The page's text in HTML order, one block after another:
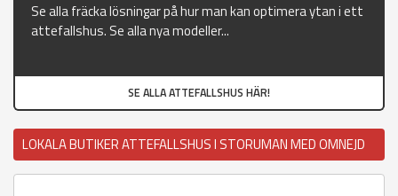
Se alla fräcka lösningar på hur man kan optimera ytan i ett
attefallshus. Se alla nya modeller...
SE ALLA ATTEFALLSHUS HÄR!
LOKALA BUTIKER ATTEFALLSHUS I STORUMAN MED OMNEJD